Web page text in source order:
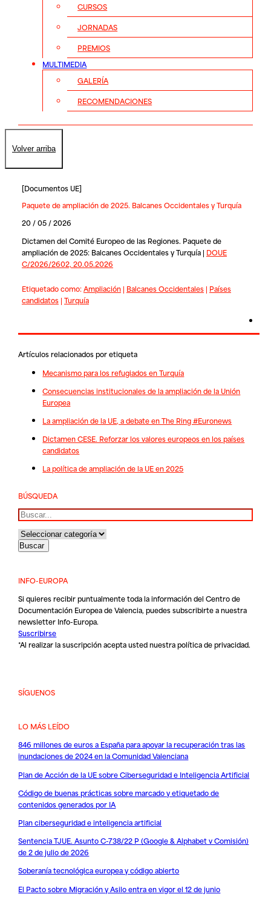
CURSOS
JORNADAS
PREMIOS
MULTIMEDIA
GALERÍA
RECOMENDACIONES
Volver arriba
[Documentos UE]
Paquete de ampliación de 2025. Balcanes Occidentales y Turquía
20 / 05 / 2026
Dictamen del Comité Europeo de las Regiones. Paquete de
ampliación de 2025: Balcanes Occidentales y Turquía | DOUE
C/2026/2602, 20.05.2026
Etiquetado como:Ampliación| Balcanes Occidentales| Países
candidatos| Turquía
Artículos relacionados por etiqueta
Mecanismo para los refugiados en Turquía
Consecuencias institucionales de la ampliación de la Unión
Europea
La ampliación de la UE, a debate en The Ring #Euronews
Dictamen CESE. Reforzar los valores europeos en los países
candidatos
La política de ampliación de la UE en 2025
BÚSQUEDA
Buscar
INFO-EUROPA
Si quieres recibir puntualmente toda la información del Centro de
Documentación Europea de Valencia, puedes subscribirte a nuestra
newsletter Info-Europa.
Suscribirse
*Al realizar la suscripción acepta usted nuestrapolítica de privacidad.
SÍGUENOS
LO MÁS LEÍDO
846 millones de euros a España para apoyar la recuperación tras las
inundaciones de 2024 en la Comunidad Valenciana
Plan de Acción de la UE sobre Ciberseguridad e Inteligencia Artificial
Código de buenas prácticas sobre marcado y etiquetado de
contenidos generados por IA
Plan ciberseguridad e inteligencia artificial
Sentencia TJUE. Asunto C-738/22 P (Google & Alphabet v Comisión)
de 2 de julio de 2026
Soberanía tecnológica europea y código abierto
El Pacto sobre Migración y Asilo entra en vigor el 12 de junio